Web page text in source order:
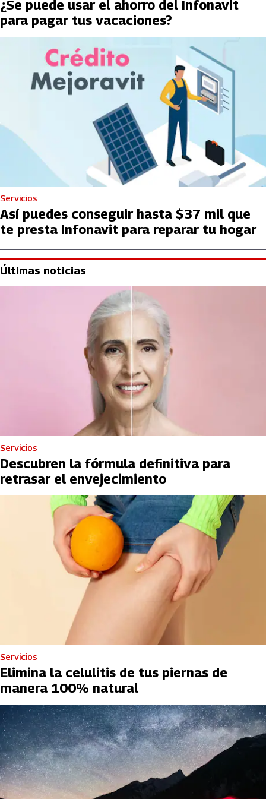
¿Se puede usar el ahorro del Infonavit
para pagar tus vacaciones?
Servicios
Así puedes conseguir hasta $37 mil que
te presta Infonavit para reparar tu hogar
Últimas noticias
Servicios
Descubren la fórmula definitiva para
retrasar el envejecimiento
Servicios
Elimina la celulitis de tus piernas de
manera 100% natural